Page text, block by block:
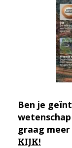
Ben je
graag
KIJK!